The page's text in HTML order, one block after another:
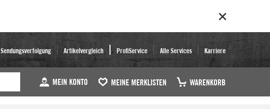
Sendungsverfolgung Artikelvergleich ProfiService Alle Services Karriere
MEIN KONTO MEINE MERKLISTEN WARENKORB